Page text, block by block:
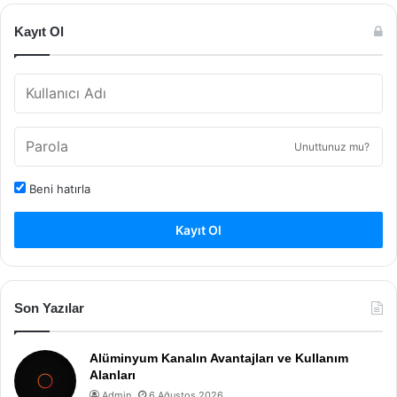
Kayıt Ol
Unuttunuz mu?
Beni hatırla
Kayıt Ol
Son Yazılar
Alüminyum Kanalın Avantajları ve Kullanım
Alanları